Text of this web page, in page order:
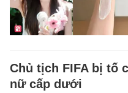
Chủ tịch FIFA bị tố
nữ cấp dưới